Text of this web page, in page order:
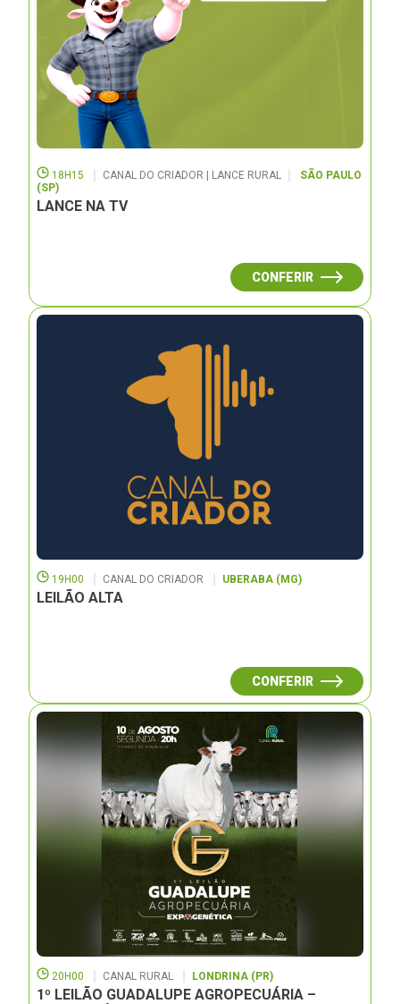
18H15 CANAL DO CRIADOR | LANCE RURAL
SÃO PAULO
(SP)
LANCE NA TV
CONFERIR
19H00 CANAL DO CRIADOR UBERABA (MG)
LEILÃO ALTA
CONFERIR
20H00 CANAL RURAL LONDRINA (PR)
1º LEILÃO GUADALUPE AGROPECUÁRIA –